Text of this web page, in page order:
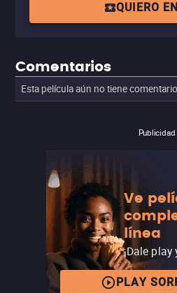
QUIERO
Comentarios
Esta película aún no tiene
Publicidad
Ve
línea
¡Dale
PLAY